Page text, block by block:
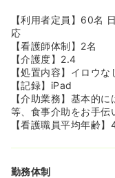
◆パーキンソンの方
ているので、これま
護の経験のない方が
難病指定を受けてい
く、看護師様の医療
難病の特徴ではご
ていってしまうとこ
いケースがおおい
【利用者定員】60名
応
【看護師体制】2名
【介護度】2.4
【処置内容】イロウ
【記録】iPad
【介助業務】基本的
等、食事介助をお手伝
【看護職員平均年齢
勤務体制